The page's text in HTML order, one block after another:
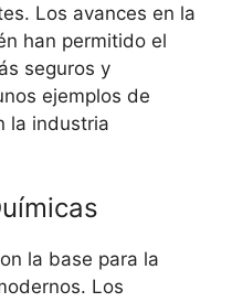
Los avances en la
han permitido el
seguros y
ejemplos de
la industria
la base para la
Los